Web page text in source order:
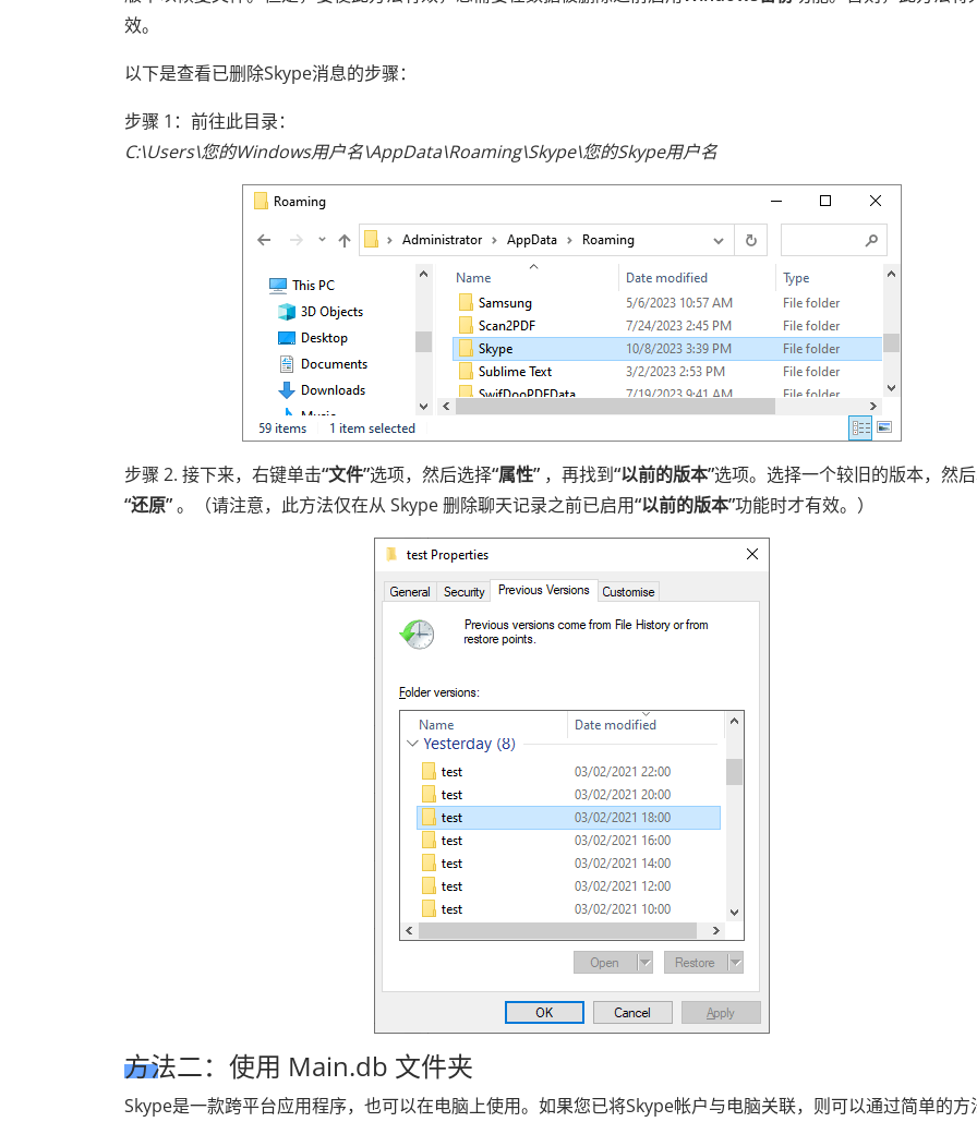
效。
以下是查看已删除Skype消息的步骤：
步骤 1：前往此目录：
C:\Users\您的Windows用户名\AppData\Roaming\Skype\您的Skype用户名
步骤 2. 接下来，右键单击“文件”选项，然后选择“属性” ，再找到“以前的版本”选项。选择一个较旧的版本，然
“还原”。（请注意，此方法仅在从 Skype 删除聊天记录之前已启用“以前的版本”功能时才有效。）
方法二：使用 Main.db 文件夹
Skype是一款跨平台应用程序，也可以在电脑上使用。如果您已将Skype帐户与电脑关联，则可以通过简单的方